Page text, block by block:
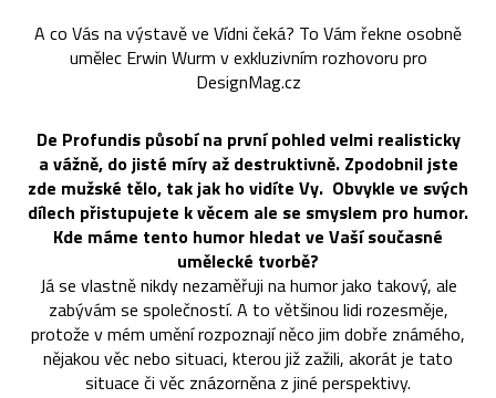
A co Vás na výstavě ve Vídni čeká? To Vám řekne osobně
umělec Erwin Wurm v exkluzivním rozhovoru pro
DesignMag.cz
De Profundis působí na první pohled velmi realisticky
a vážně, do jisté míry až destruktivně. Zpodobnil jste
zde mužské tělo, tak jak ho vidíte Vy. Obvykle ve svých
dílech přistupujete k věcem ale se smyslem pro humor.
Kde máme tento humor hledat ve Vaší současné
umělecké tvorbě?
Já se vlastně nikdy nezaměřuji na humor jako takový, ale
zabývám se společností. A to většinou lidi rozesměje,
protože v mém umění rozpoznají něco jim dobře známého,
nějakou věc nebo situaci, kterou již zažili, akorát je tato
situace či věc znázorněna z jiné perspektivy.